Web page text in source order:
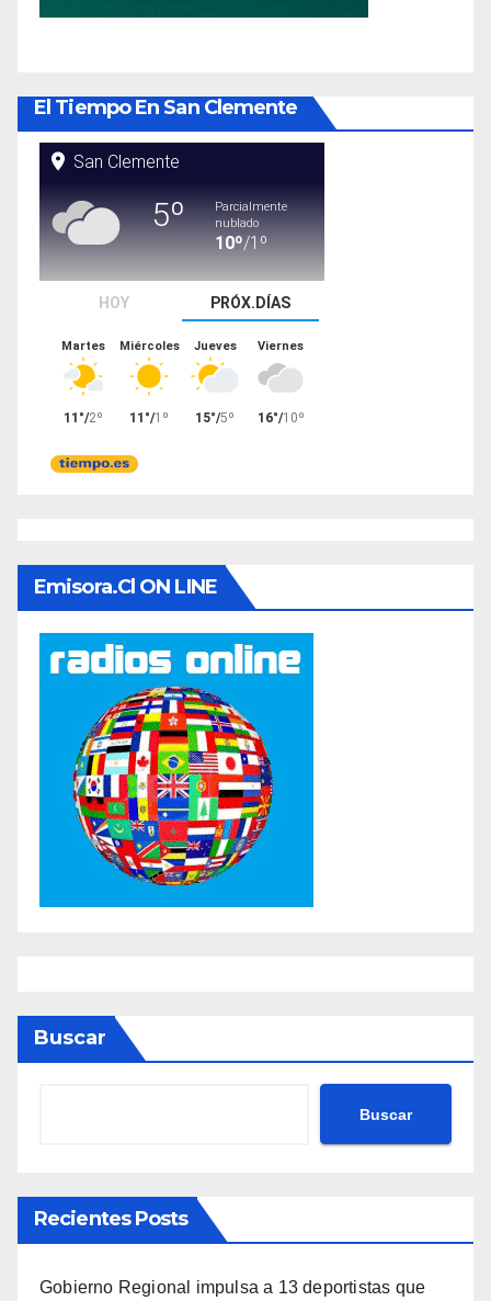
El Tiempo En San Clemente
Emisora.cl ON LINE
Buscar
Buscar
Recientes Posts
Gobierno Regional impulsa a 13 deportistas que